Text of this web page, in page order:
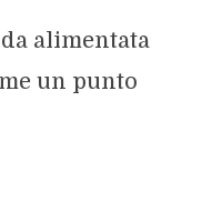
alimentata
un punto